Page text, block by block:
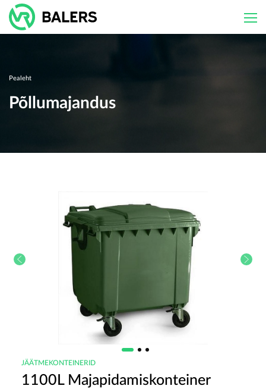
Skip
content
Pealeht
Põllumajandus
JÄÄTMEKONTEINERID
1100L Majapidamiskonteiner